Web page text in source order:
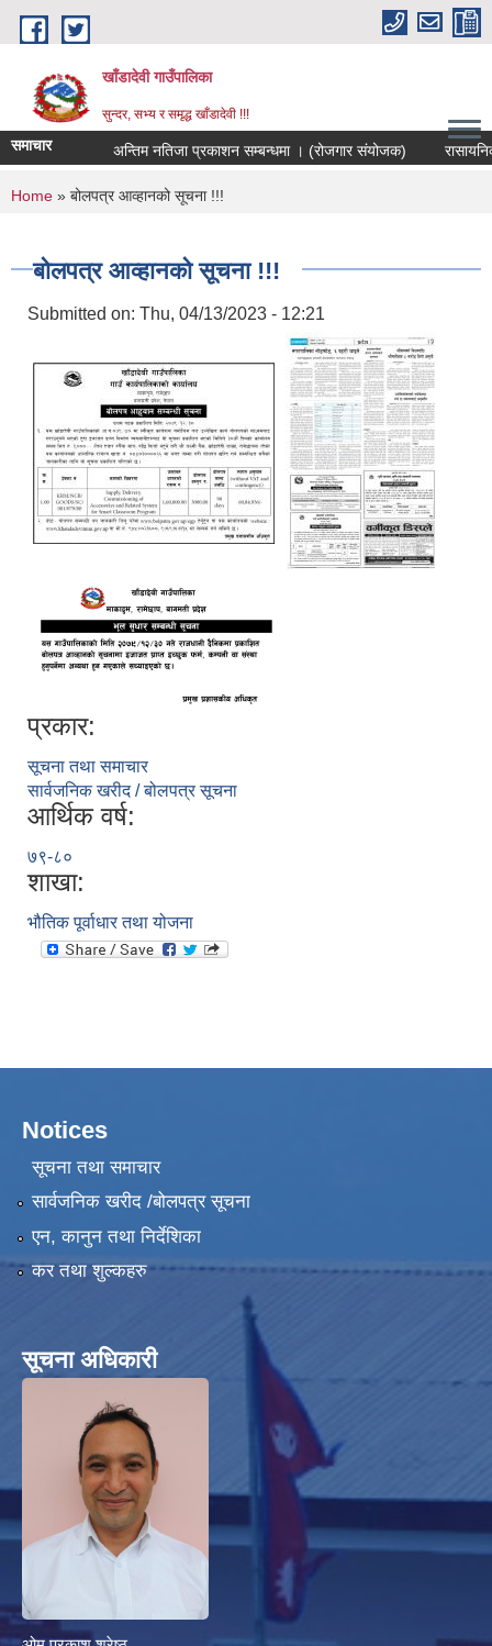
Skip to main content
खाँडादेवी गाउँपालिका
सुन्दर, सभ्य र समृद्ध खाँडादेवी !!!
समाचार अन्तिम नतिजा प्रकाशन सम्बन्धमा । (रोजगार संयोजक)
You are here
Home » बोलपत्र आव्हानको सूचना !!!
बोलपत्र आव्हानको सूचना !!!
Submitted on: Thu, 04/13/2023 - 12:21
प्रकार:
सूचना तथा समाचार
सार्वजनिक खरीद / बोलपत्र सूचना
आर्थिक वर्ष:
७९-८०
शाखा:
भौतिक पूर्वाधार तथा योजना
Notices
सूचना तथा समाचार
सार्वजनिक खरीद /बोलपत्र सूचना
एन, कानुन तथा निर्देशिका
कर तथा शुल्कहरु
सूचना अधिकारी